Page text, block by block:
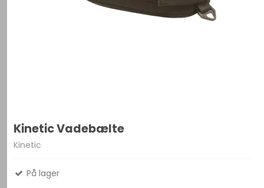
Kinetic Vadebælte
Kinetic
På lager